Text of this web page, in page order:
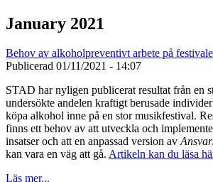
January 2021
Behov av alkoholpreventivt arbete på
Publicerad 01/11/2021 - 14:07
STAD har nyligen publicerat resultat från en
undersökte andelen kraftigt berusade
köpa alkohol inne på en stor musikfestival.
finns ett behov av att utveckla och
insatser och att en anpassad version av
kan vara en väg att gå. Artikeln kan du läsa
Läs mer...